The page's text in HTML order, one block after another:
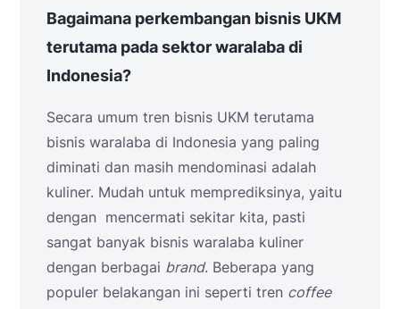
Bagaimana perkembangan bisnis UKM
terutama pada sektor waralaba di
Indonesia?
Secara umum tren bisnis UKM terutama
bisnis waralaba di Indonesia yang paling
diminati dan masih mendominasi adalah
kuliner. Mudah untuk memprediksinya, yaitu
dengan mencermati sekitar kita, pasti
sangat banyak bisnis waralaba kuliner
dengan berbagai brand. Beberapa yang
populer belakangan ini seperti tren coffee